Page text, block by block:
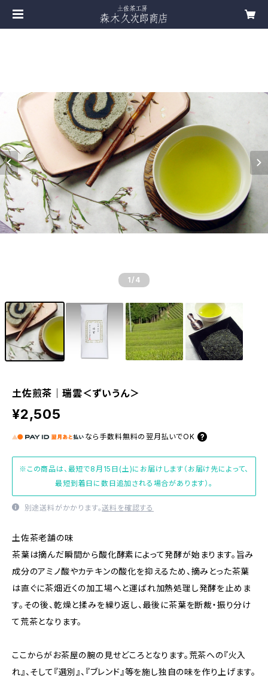
1 /4
土佐煎茶｜瑞雲＜ずいうん＞
¥2,505
なら 手数料無料の 翌月払いでOK
※この商品は、最短で8月15日(土)にお届けします（お届け先によって、
最短到着日に数日追加される場合があります）。
別途送料がかかります。送料を確認する
土佐茶老舗の味
茶葉は摘んだ瞬間から酸化酵素によって発酵が始まります。旨み
成分のアミノ酸やカテキンの酸化を抑えるため、摘みとった茶葉
は直ぐに茶畑近くの加工場へと運ばれ加熱処理し発酵を止めま
す。その後、乾燥と揉みを繰り返し、最後に茶葉を断裁・振り分け
て荒茶となります。
ここからがお茶屋の腕の見せどころとなります。荒茶への『火入
れ』、そして『選別』、『ブレンド』等を施し独自の味を作り上げます。